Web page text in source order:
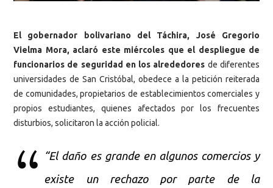
El gobernador bolivariano del Táchira, José Gregorio
Vielma Mora, aclaró este miércoles que el despliegue de
funcionarios de seguridad en los alrededores de diferentes
universidades de San Cristóbal, obedece a la petición reiterada
de comunidades, propietarios de establecimientos comerciales y
propios estudiantes, quienes afectados por los frecuentes
disturbios, solicitaron la acción policial.
“El daño es grande en algunos comercios y
existe un rechazo por parte de la